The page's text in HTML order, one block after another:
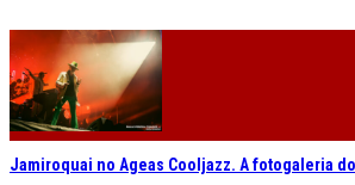
Jamiroquai no Ageas Cooljazz. A fotogaleria